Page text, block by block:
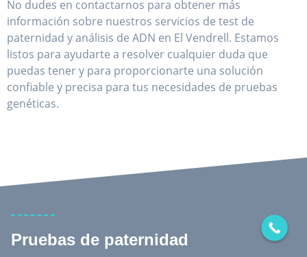
No dudes en contactarnos para obtener más
información sobre nuestros servicios de test de
paternidad y análisis de ADN en El Vendrell. Estamos
listos para ayudarte a resolver cualquier duda que
puedas tener y para proporcionarte una solución
confiable y precisa para tus necesidades de pruebas
genéticas.
Pruebas de paternidad